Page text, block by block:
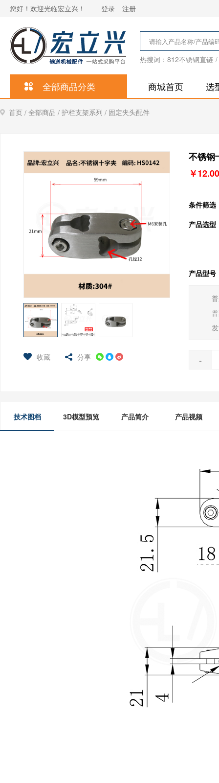
您好！欢迎光临宏立兴！ 登录 注册
热搜词： 812不锈钢直链 /
全部商品分类 商城首页 选
首页 / 全部商品 / 护栏支架系列 / 固定夹头配件
收藏 分享
不锈钢
￥12.00
条件筛选
产品选型
产品型号
-
技术图档 3D模型预览 产品简介 产品视频